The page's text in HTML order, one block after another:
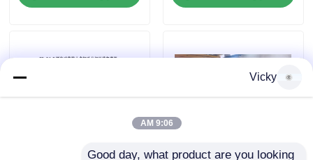
نسيج ورقة خطّ
Vicky
9:06 AM
Good day, what product are you looking